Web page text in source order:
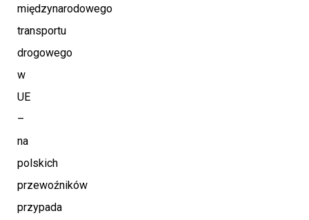
międzynarodowego
transportu
drogowego
w
UE
–
na
polskich
przewoźników
przypada